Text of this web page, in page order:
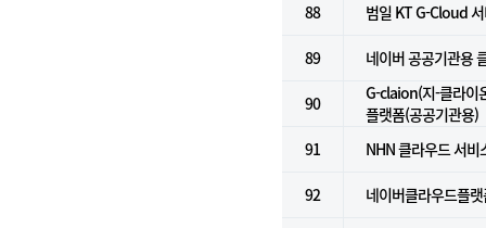
88 범일 KT G-Cloud
89 네이버 공공기관용
90
G-claion(지-클라이
플랫폼(공공기관용)
91
NHN 클라우드 서비
92 네이버클라우드플